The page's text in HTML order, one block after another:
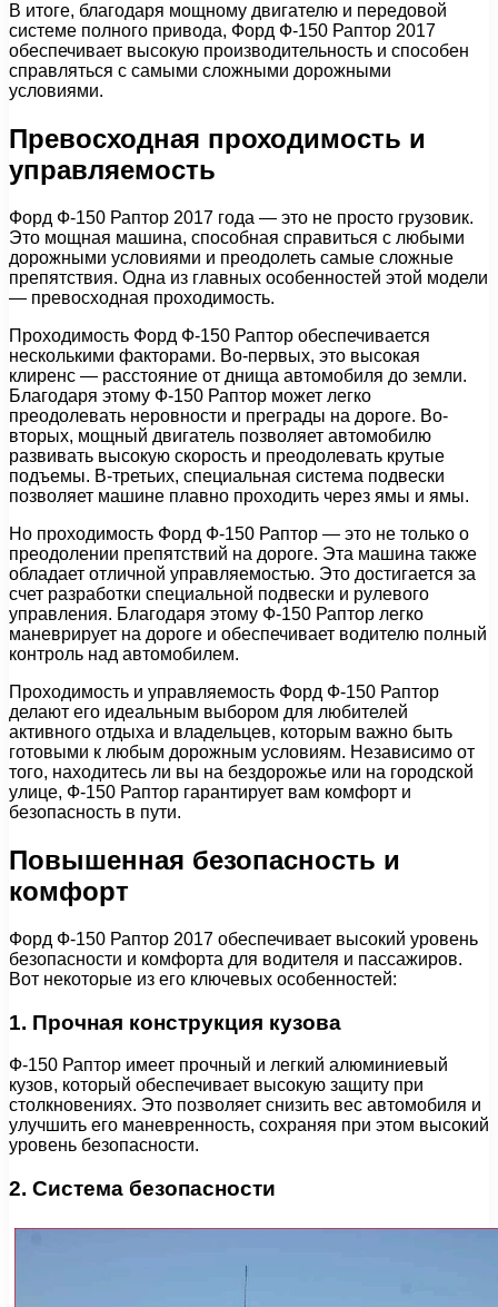
В итоге, благодаря мощному двигателю и передовой
системе полного привода, Форд Ф-150 Раптор 2017
обеспечивает высокую производительность и способен
справляться с самыми сложными дорожными
условиями.
Превосходная проходимость и
управляемость
Форд Ф-150 Раптор 2017 года — это не просто грузовик.
Это мощная машина, способная справиться с любыми
дорожными условиями и преодолеть самые сложные
препятствия. Одна из главных особенностей этой модели
— превосходная проходимость.
Проходимость Форд Ф-150 Раптор обеспечивается
несколькими факторами. Во-первых, это высокая
клиренс — расстояние от днища автомобиля до земли.
Благодаря этому Ф-150 Раптор может легко
преодолевать неровности и преграды на дороге. Во-
вторых, мощный двигатель позволяет автомобилю
развивать высокую скорость и преодолевать крутые
подъемы. В-третьих, специальная система подвески
позволяет машине плавно проходить через ямы и ямы.
Но проходимость Форд Ф-150 Раптор — это не только о
преодолении препятствий на дороге. Эта машина также
обладает отличной управляемостью. Это достигается за
счет разработки специальной подвески и рулевого
управления. Благодаря этому Ф-150 Раптор легко
маневрирует на дороге и обеспечивает водителю полный
контроль над автомобилем.
Проходимость и управляемость Форд Ф-150 Раптор
делают его идеальным выбором для любителей
активного отдыха и владельцев, которым важно быть
готовыми к любым дорожным условиям. Независимо от
того, находитесь ли вы на бездорожье или на городской
улице, Ф-150 Раптор гарантирует вам комфорт и
безопасность в пути.
Повышенная безопасность и
комфорт
Форд Ф-150 Раптор 2017 обеспечивает высокий уровень
безопасности и комфорта для водителя и пассажиров.
Вот некоторые из его ключевых особенностей:
1. Прочная конструкция кузова
Ф-150 Раптор имеет прочный и легкий алюминиевый
кузов, который обеспечивает высокую защиту при
столкновениях. Это позволяет снизить вес автомобиля и
улучшить его маневренность, сохраняя при этом высокий
уровень безопасности.
2. Система безопасности